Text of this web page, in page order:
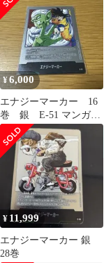
ー E-05
¥6,000
エナジーマーカー 16
巻 銀 E-51 マンガブ
ースター
¥ 11,999
エナジーマーカー 銀
28巻